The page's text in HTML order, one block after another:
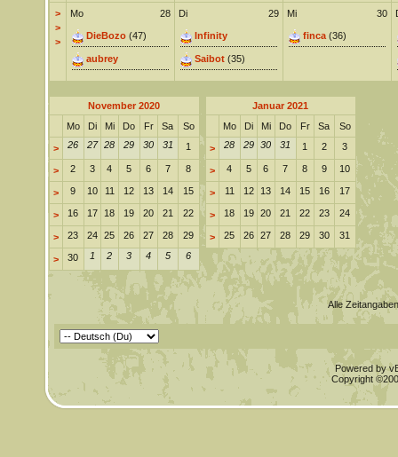
>
>
>
28
Mo
DieBozo(47)
aubrey
29
Di
Infinity
Saibot(35)
30
Mi
finca(36)
November 2020
Mo
Di Mi Do Fr Sa So
> 26 27 28 29 30 31 1
> 2 3 4 5 6 7 8
> 9 10 11 12 13 14 15
> 16 17 18 19 20 21 22
> 23 24 25 26 27 28 29
> 30 1 2 3 4 5 6
Januar 2021
Mo
Di Mi Do Fr Sa So
> 28 29 30 31 1 2 3
> 4 5 6 7 8 9 10
> 11 12 13 14 15 16 17
> 18 19 20 21 22 23 24
> 25 26 27 28 29 30 31
Alle
Powered by
Copyright